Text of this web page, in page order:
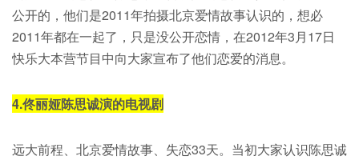
公开的，他们是2011年拍摄北京爱情故事认识的，想必
2011年都在一起了，只是没公开恋情，在2012年3月17日
快乐大本营节目中向大家宣布了他们恋爱的消息。
4.佟丽娅陈思诚演的电视剧
远大前程、北京爱情故事、失恋33天。当初大家认识陈思诚